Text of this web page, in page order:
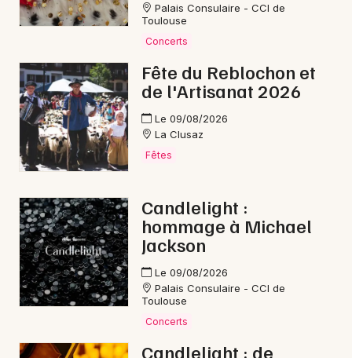
Palais Consulaire - CCI de
Toulouse
Concerts
Fête du Reblochon et
de l'Artisanat 2026
Le 09/08/2026
La Clusaz
Fêtes
Candlelight :
hommage à Michael
Jackson
Le 09/08/2026
Palais Consulaire - CCI de
Toulouse
Concerts
Candlelight : de